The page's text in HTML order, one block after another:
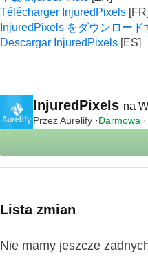
Télécharger InjuredPixels
InjuredPixels をダウンロード
Descargar InjuredPixels
InjuredPixels na
PrzezAurelify Darmowa
Lista zmian
Nie mamy jeszcze